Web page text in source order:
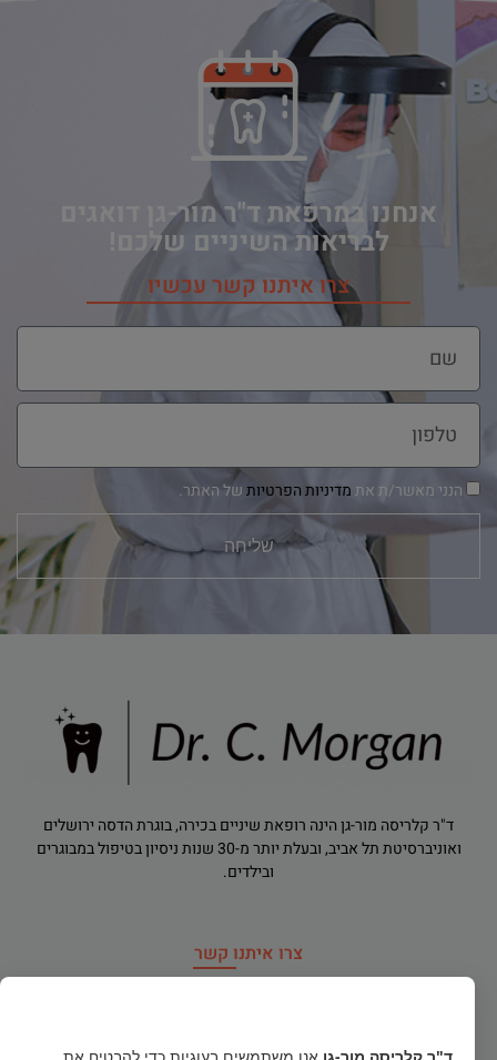
אנחנו במרפאת ד"ר מור-גן דואגים
לבריאות השיניים שלכם!
צרו איתנו קשר עכשיו
הנני מאשר/ת אתמדיניות הפרטיותשל האתר.
שליחה
ד"ר קלריסה מור-גן הינה רופאת שיניים בכירה, בוגרת הדסה ירושלים
ואוניברסיטת תל אביב, ובעלת יותר מ-30 שנות ניסיון בטיפול במבוגרים
ובילדים.
צרו איתנו קשר